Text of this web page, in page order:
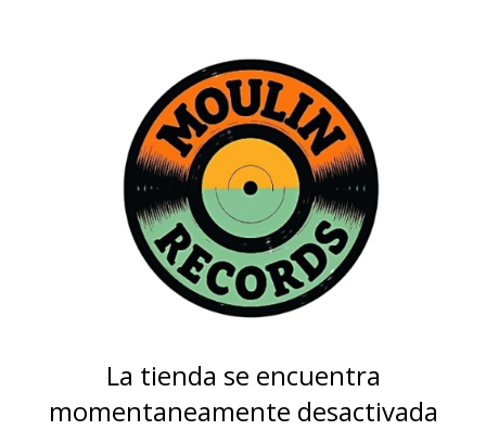
La tienda se encuentra
momentaneamente desactivada